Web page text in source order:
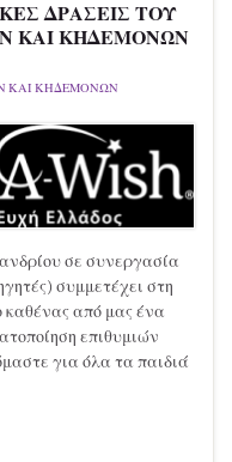
ΔΡΑΣΕΙΣ ΤΟΥ
ΚΑΙ ΚΗΔΕΜΟΝΩΝ
ΚΑΙ ΚΗΔΕΜΟΝΩΝ
σε συνεργασία
συμμετέχει στη
καθένας από μας ένα
επιθυμιών
για όλα τα παιδιά